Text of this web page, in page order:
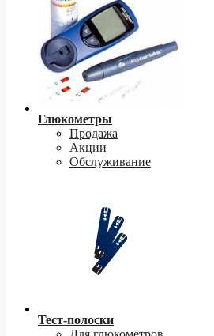
Глюкометры
Продажа
Акции
Обслуживание
Тест-полоски